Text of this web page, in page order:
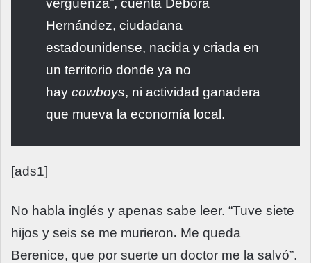
Hernández, ciudadana
estadounidense, nacida y criada en
un territorio donde ya no
hay cowboys, ni actividad ganadera
que mueva la economía local.
[ads1]
No habla inglés y apenas sabe leer. “Tuve siete
hijos y seis se me murieron. Me queda
Berenice, que por suerte un doctor me la salvó”.